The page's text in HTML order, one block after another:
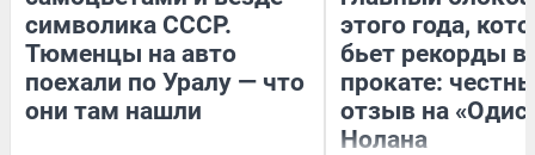
символика СССР.
Тюменцы на авто
поехали по Уралу — что
они там нашли
этого года,
бьет рекорды в
прокате:
отзыв на
Нолана